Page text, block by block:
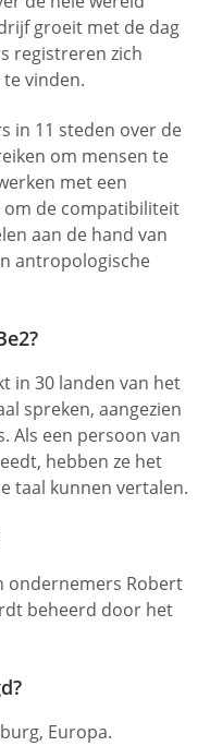
groeit met de dag
registreren zich
vinden.
in 11 steden over de
om mensen te
met een
om de compatibiliteit
aan de hand van
antropologische
in 30 landen van het
spreken, aangezien
Als een persoon van
hebben ze het
taal kunnen vertalen.
ondernemers Robert
beheerd door het
Europa.